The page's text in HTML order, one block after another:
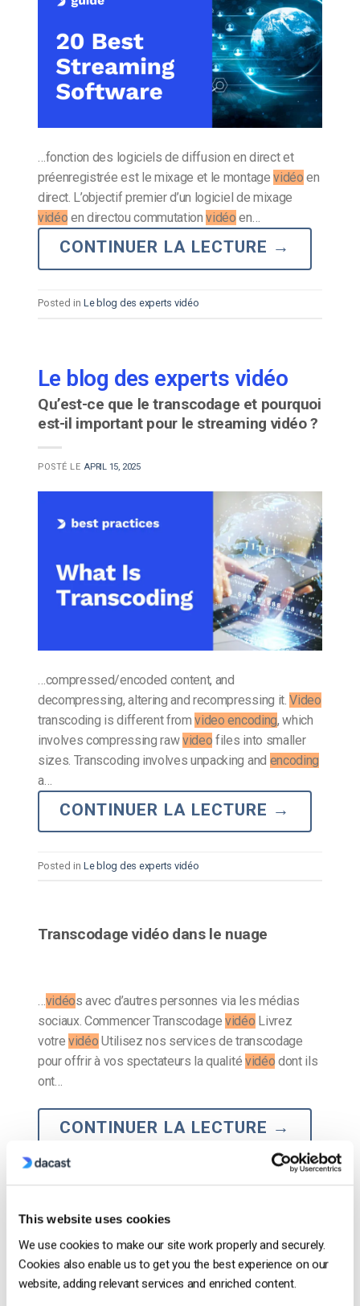
This website uses cookies
We use cookies to make our site work properly and securely.
Cookies also enable us to get you the best experience on our
website, adding relevant services and enriched content.
…fonction des logiciels de diffusion en direct et
préenregistrée est le mixage et le montagevidéo en
direct. L’objectif premier d’un logiciel de mixage
vidéo en directou commutationvidéo en…
CONTINUER LA LECTURE →
Posted in Le blog des experts vidéo
Le blog des experts vidéo
Qu’est-ce que le transcodage et pourquoi
est-il important pour le streaming vidéo ?
POSTÉ LEAPRIL 15, 2025
…compressed/encoded content, and
decompressing, altering and recompressing it.Video
transcoding is different fromvideo encoding, which
involves compressing rawvideo files into smaller
sizes. Transcoding involves unpacking and encoding
a…
CONTINUER LA LECTURE →
Posted in Le blog des experts vidéo
Transcodage vidéo dans le nuage
…vidéos avec d’autres personnes via les médias
sociaux. Commencer Transcodagevidéo Livrez
votrevidéo Utilisez nos services de transcodage
pour offrir à vos spectateurs la qualité vidéo dont ils
ont…
CONTINUER LA LECTURE →
Le blog des experts vidéo
Comment utiliser OBS Studio pour une
diffusion vidéo professionnelle en 2025